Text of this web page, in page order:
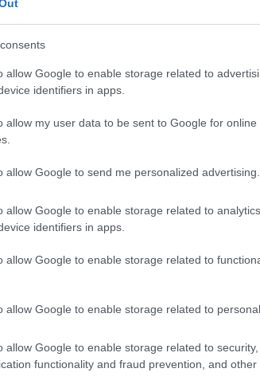
allow Google to enable storage related to
identifiers in apps.
allow my user data to be sent to Google for online
allow Google to send me personalized advertising.
allow Google to enable storage related to
identifiers in apps.
allow Google to enable storage related to
allow Google to enable storage related to
allow Google to enable storage related to
functionality and fraud prevention, and other
nelle zone interessate, esprimono
virtuosa dei rifiuti, temendo che
e consapevole.
sul piano della sicurezza ambientale
popolazione alimenta un clima di
La città, alle prese con
attende risposte concrete e un
6 anni fa
per l’amministrazione